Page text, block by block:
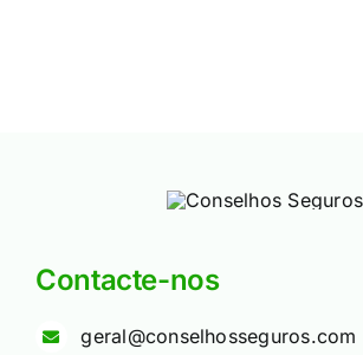
Contacte-nos
geral@conselhosseguros.com